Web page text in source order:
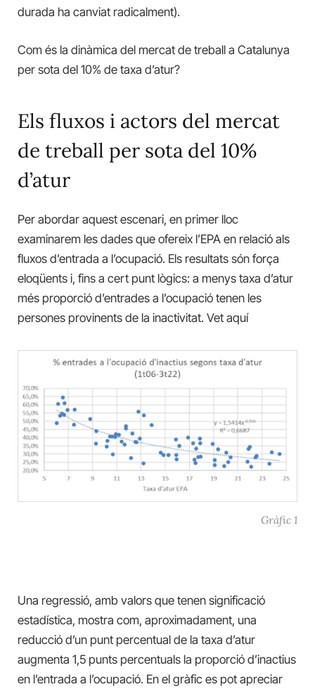
durada ha canviat radicalment).
Com és la dinàmica del mercat de treball a Catalunya
per sota del 10% de taxa d’atur?
Els fluxos i actors del mercat
de treball per sota del 10%
d’atur
Per abordar aquest escenari, en primer lloc
examinarem les dades que ofereix l’EPA en relació als
fluxos d’entrada a l’ocupació. Els resultats són força
eloqüents i, fins a cert punt lògics: a menys taxa d’atur
més proporció d’entrades a l’ocupació tenen les
persones provinents de la inactivitat. Vet aquí
Gràfic 1
Una regressió, amb valors que tenen significació
estadística, mostra com, aproximadament, una
reducció d’un punt percentual de la taxa d’atur
augmenta 1,5 punts percentuals la proporció d’inactius
en l’entrada a l’ocupació. En el gràfic es pot apreciar